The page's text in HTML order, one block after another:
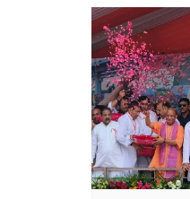
o
o
k